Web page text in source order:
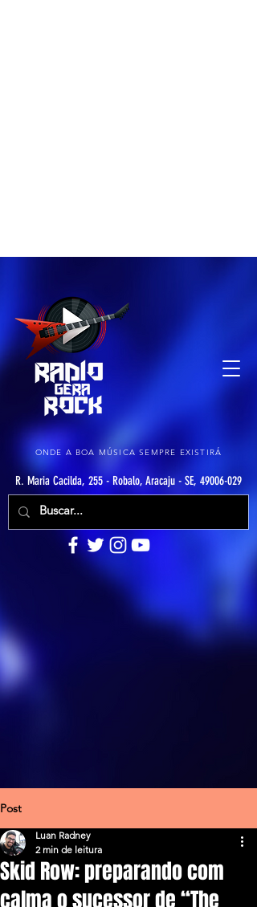
ONDE A BOA MÚSICA SEMPRE EXISTIRÁ
R. Maria Cacilda, 255 - Robalo, Aracaju - SE, 49006-029
Post
Skid Row: preparando com
calma o sucessor de “The
Luan Radney
2 min de leitura